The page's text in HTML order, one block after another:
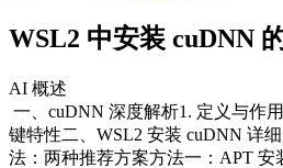
WSL2 中安装 cuDNN
AI 概述
一、cuDNN 深度解析​​1. 定义与作
键特性​​二、WSL2 安装 cuDNN 详
法：两种推荐方案​​​​方法一：APT 安